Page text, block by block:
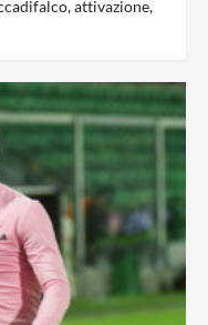
attivazione,